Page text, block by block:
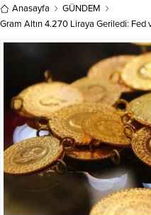
Anasayfa
GÜNDEM
Gram Altın 4.270 Liraya Geriledi: